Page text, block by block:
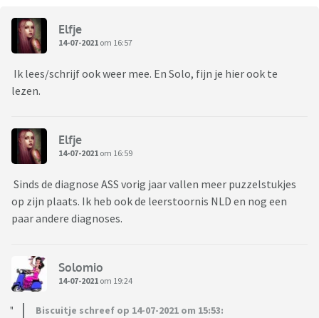
Elfje
14-07-2021 om 16:57
Ik lees/schrijf ook weer mee. En Solo, fijn je hier ook te
lezen.
Elfje
14-07-2021 om 16:59
Sinds de diagnose ASS vorig jaar vallen meer puzzelstukjes
op zijn plaats. Ik heb ook de leerstoornis NLD en nog een
paar andere diagnoses.
Solomio
14-07-2021 om 19:24
Biscuitje schreef op 14-07-2021 om 15:53: